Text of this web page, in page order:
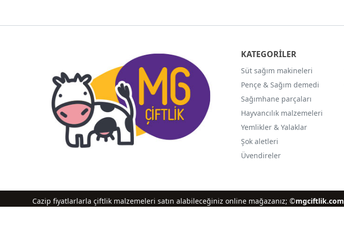
KATEGORİLER
Süt sağım makineleri
Pençe & Sağım demedi
Sağımhane parçaları
Hayvancılık malzemeleri
Yemlikler & Yalaklar
Şok aletleri
Üvendireler
Cazip fiyatlarlarla çiftlik malzemeleri satın alabileceğiniz online mağazanız; ©mgciftlik.com